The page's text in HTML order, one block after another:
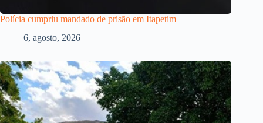
Polícia cumpriu mandado de prisão em Itapetim
6, agosto, 2026